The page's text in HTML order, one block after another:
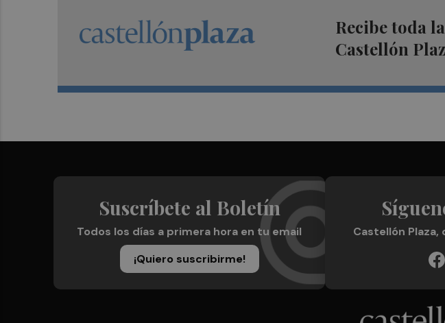
Recibe toda
Castellón
Suscríbete al Boletín
Todos los días a primera hora en tu email
¡Quiero suscribirme!
Castellón